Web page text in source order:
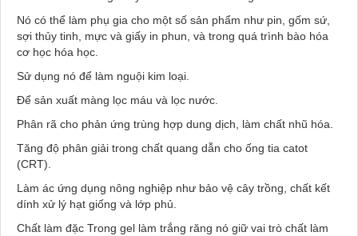
Nó có thể làm phụ gia cho một số sản phẩm như pin, gốm sứ,
sợi thủy tinh, mực và giấy in phun, và trong quá trình bào hóa
cơ học hóa học.
Sử dụng nó để làm nguội kim loại.
Để sản xuất màng lọc máu và lọc nước.
Phân rã cho phản ứng trùng hợp dung dịch, làm chất nhũ hóa.
Tăng độ phân giải trong chất quang dẫn cho ống tia catot
(CRT).
Làm ác ứng dụng nông nghiệp như bảo vệ cây trồng, chất kết
dính xử lý hạt giống và lớp phủ.
Chất làm đặc Trong gel làm trắng răng nó giữ vai trò chất làm